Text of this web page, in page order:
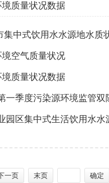
质量状况数据
中式饮用水水源地水质
空气质量状况
质量状况数据
一季度污染源环境监管双
园区集中式生活饮用水水
一页 末页 确定